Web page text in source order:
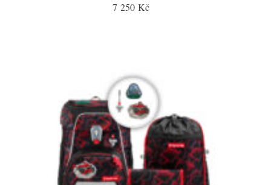
7 250 Kč